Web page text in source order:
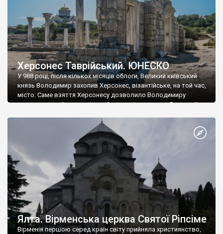
Херсонес Таврійський. ЮНЕСКО
У 988 році, після кількох місяців облоги, Великий київський
князь Володимир захопив Херсонес, візантійське, на той час,
місто. Саме взяття Херсонесу дозволило Володимиру
диктувати свої умови візантійському імператору Василю ІІ, та
Херсонесі Володимир-язичник, став Василем-християнином.
А потім було Хрещення Русі. На честь Херсонесу Таврійського
Ялта. Вірменська церква Святої Ріпсіме
Вірменія першою серед країн світу прийняла християнство,